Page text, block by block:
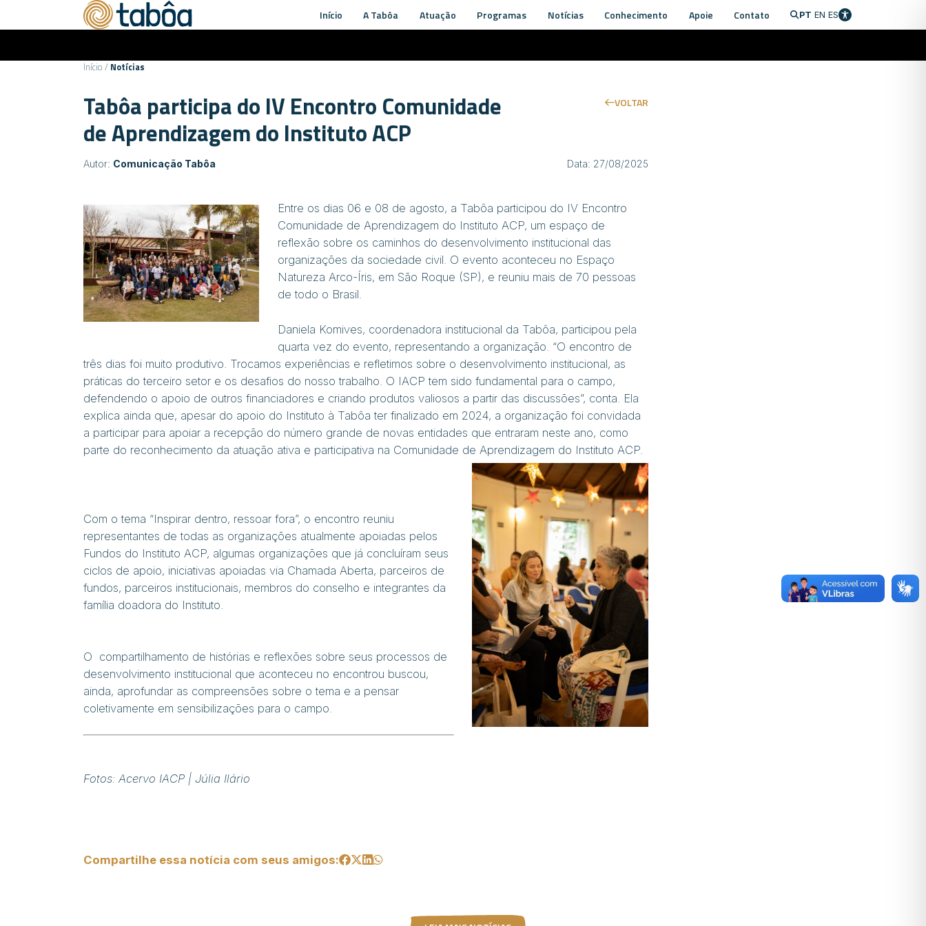
Início A Tabôa Atuação Programas Notícias Conhecimento Apoie Contato PT EN ES
Início / Notícias
Tabôa participa do IV Encontro Comunidade
de Aprendizagem do Instituto ACP
VOLTAR
Autor: Comunicação Tabôa Data: 27/08/2025
Entre os dias 06 e 08 de agosto, a Tabôa participou do IV Encontro
Comunidade de Aprendizagem do Instituto ACP, um espaço de
reflexão sobre os caminhos do desenvolvimento institucional das
organizações da sociedade civil. O evento aconteceu no Espaço
Natureza Arco-Íris, em São Roque (SP), e reuniu mais de 70 pessoas
de todo o Brasil.
Daniela Komives, coordenadora institucional da Tabôa, participou pela
quarta vez do evento, representando a organização. “O encontro de
três dias foi muito produtivo. Trocamos experiências e refletimos sobre o desenvolvimento institucional, as
práticas do terceiro setor e os desafios do nosso trabalho. O IACP tem sido fundamental para o campo,
defendendo o apoio de outros financiadores e criando produtos valiosos a partir das discussões”, conta. Ela
explica ainda que, apesar do apoio do Instituto à Tabôa ter finalizado em 2024, a organização foi convidada
a participar para apoiar a recepção do número grande de novas entidades que entraram neste ano, como
parte do reconhecimento da atuação ativa e participativa na Comunidade de Aprendizagem do Instituto ACP.
Com o tema “Inspirar dentro, ressoar fora”, o encontro reuniu
representantes de todas as organizações atualmente apoiadas pelos
Fundos do Instituto ACP, algumas organizações que já concluíram seus
ciclos de apoio, iniciativas apoiadas via Chamada Aberta, parceiros de
fundos, parceiros institucionais, membros do conselho e integrantes da
família doadora do Instituto.
O compartilhamento de histórias e reflexões sobre seus processos de
desenvolvimento institucional que aconteceu no encontrou buscou,
ainda, aprofundar as compreensões sobre o tema e a pensar
coletivamente em sensibilizações para o campo.
Fotos: Acervo IACP | Júlia Ilário
Compartilhe essa notícia com seus amigos: